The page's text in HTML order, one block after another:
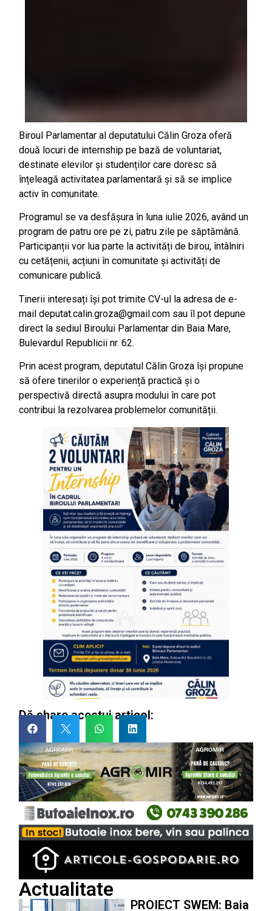
Biroul Parlamentar al deputatului Călin Groza oferă
două locuri de internship pe bază de voluntariat,
destinate elevilor și studenților care doresc să
înțeleagă activitatea parlamentară și să se implice
activ în comunitate.
Programul se va desfășura în luna iulie 2026, având un
program de patru ore pe zi, patru zile pe săptămână.
Participanții vor lua parte la activități de birou, întâlniri
cu cetățenii, acțiuni în comunitate și activități de
comunicare publică.
Tinerii interesați își pot trimite CV-ul la adresa de e-
mail deputat.calin.groza@gmail.com sau îl pot depune
direct la sediul Biroului Parlamentar din Baia Mare,
Bulevardul Republicii nr. 62.
Prin acest program, deputatul Călin Groza își propune
să ofere tinerilor o experiență practică și o
perspectivă directă asupra modului în care pot
contribui la rezolvarea problemelor comunității.
Dă share acestui articol:
Actualitate
PROIECT SWEM: Baia